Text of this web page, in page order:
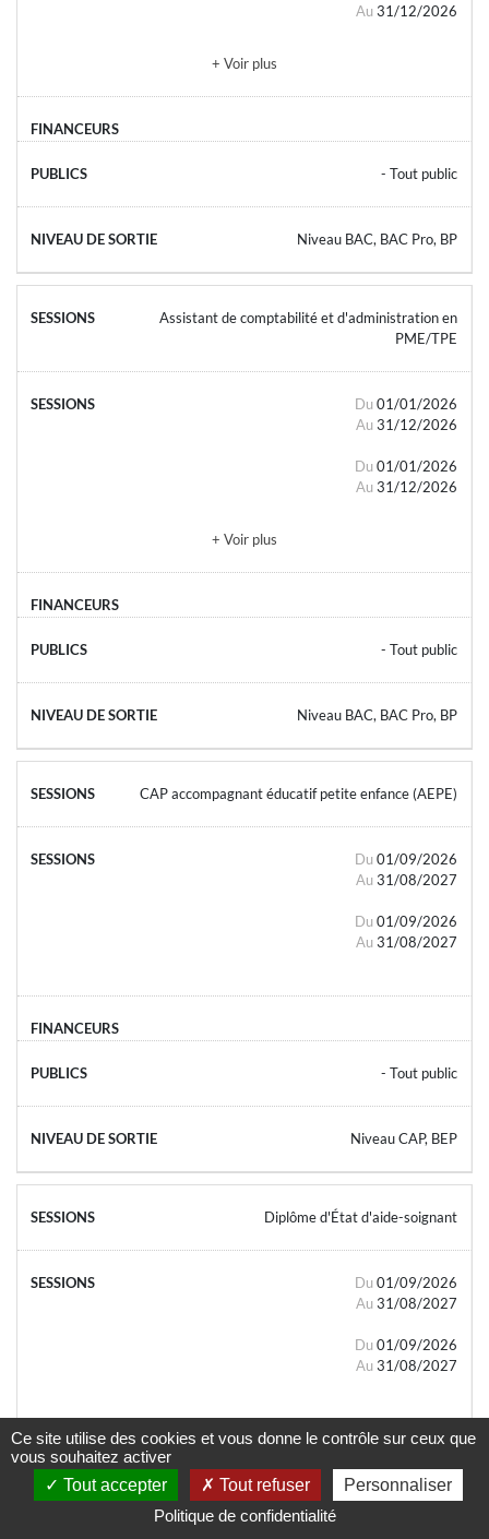
Au 31/12/2026
+ Voir plus
- Tout public
Niveau BAC, BAC Pro, BP
Assistant de comptabilité et d'administration en
PME/TPE
Du 01/01/2026
Au 31/12/2026
Du 01/01/2026
Au 31/12/2026
+ Voir plus
- Tout public
Niveau BAC, BAC Pro, BP
CAP accompagnant éducatif petite enfance (AEPE)
Du 01/09/2026
Au 31/08/2027
Du 01/09/2026
Au 31/08/2027
- Tout public
Niveau CAP, BEP
Diplôme d'État d'aide-soignant
Du 01/09/2026
Au 31/08/2027
Du 01/09/2026
Au 31/08/2027
- Tout public
Ce site utilise des cookies et vous donne le contrôle sur ceux que
vous souhaitez activer
Tout accepter
Tout refuser
Personnaliser
Politique de confidentialité